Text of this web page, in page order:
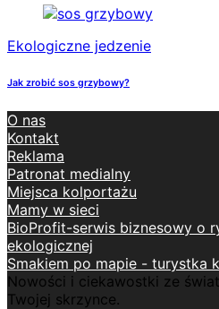
Ekologiczne jedzenie
Jak zrobić sos grzybowy?
O nas
Kontakt
Reklama
Patronat medialny
Miejsca kolportażu
Mamy w sieci
BioProfit-serwis biznesowy o
ekologicznej
Smakiem po mapie - turystka
Nowości i ciekawostki ze
Twojej skrzynce.